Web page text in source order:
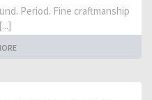
Period. Fine craftmanship